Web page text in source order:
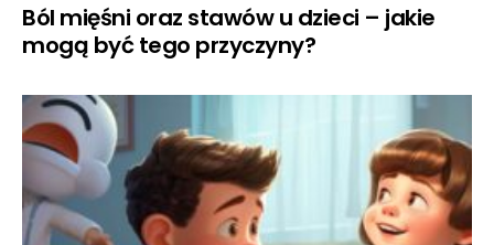
Ból mięśni oraz stawów u dzieci – jakie
mogą być tego przyczyny?